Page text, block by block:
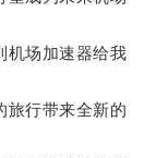
场加速器给我
行带来全新的